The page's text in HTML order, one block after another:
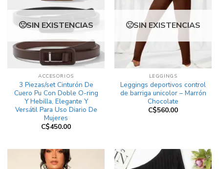
SIN EXISTENCIAS
ACCESORIOS
3 Piezas/set Cinturón De
Cuero Pu Con Doble O-ring
Y Hebilla, Elegante Y
Versátil Para Uso Diario De
Mujeres
C$450.00
SIN EXISTENCIAS
LEGGINGS
Leggings deportivos control
de barriga unicolor – Marrón
Chocolate
C$560.00